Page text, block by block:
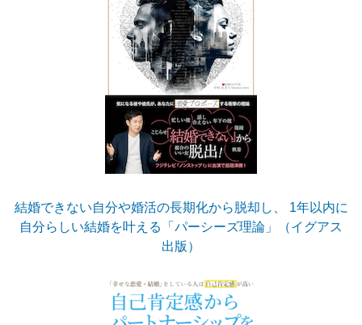
結婚できない自分や婚活の長期化から脱却し、 1年以内に
自分らしい結婚を叶える「パーシーズ理論」（イグアス
出版）